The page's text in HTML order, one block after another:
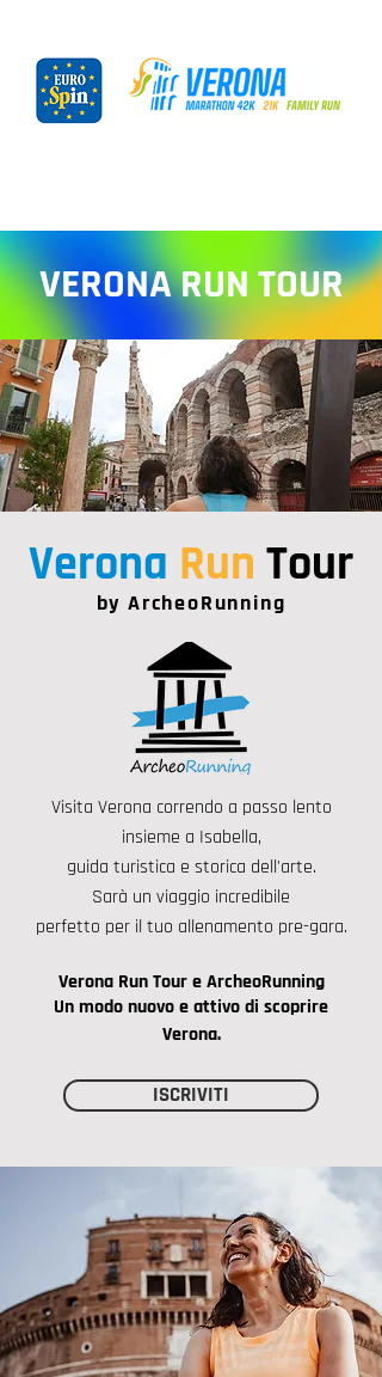
VERONA RUN TOUR
Verona Run Tour
by ArcheoRunning
Visita Verona correndo a passo lento
insieme a Isabella,
guida turistica e storica dell'arte.
Sarà un viaggio incredibile
perfetto per il tuo allenamento pre-gara.
Verona Run Tour e ArcheoRunning
Un modo nuovo e attivo di scoprire
Verona.
ISCRIVITI